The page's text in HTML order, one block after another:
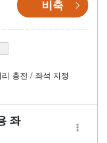
비축
충전 / 좌석 지정
좌